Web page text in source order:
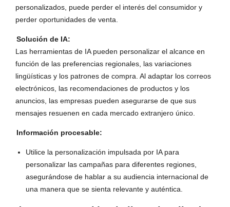
personalizados, puede perder el interés del consumidor y
perder oportunidades de venta.
Solución de IA:
Las herramientas de IA pueden personalizar el alcance en
función de las preferencias regionales, las variaciones
lingüísticas y los patrones de compra. Al adaptar los correos
electrónicos, las recomendaciones de productos y los
anuncios, las empresas pueden asegurarse de que sus
mensajes resuenen en cada mercado extranjero único.
Información procesable:
Utilice la personalización impulsada por IA para
personalizar las campañas para diferentes regiones,
asegurándose de hablar a su audiencia internacional de
una manera que se sienta relevante y auténtica.